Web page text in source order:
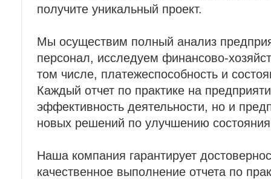
получите уникальный проект.
Мы осуществим полный анализ
персонал, исследуем финансово-
том числе, платежеспособность и
Каждый отчет по практике на
эффективность деятельности, но и
новых решений по улучшению
Наша компания гарантирует
качественное выполнение отчета по